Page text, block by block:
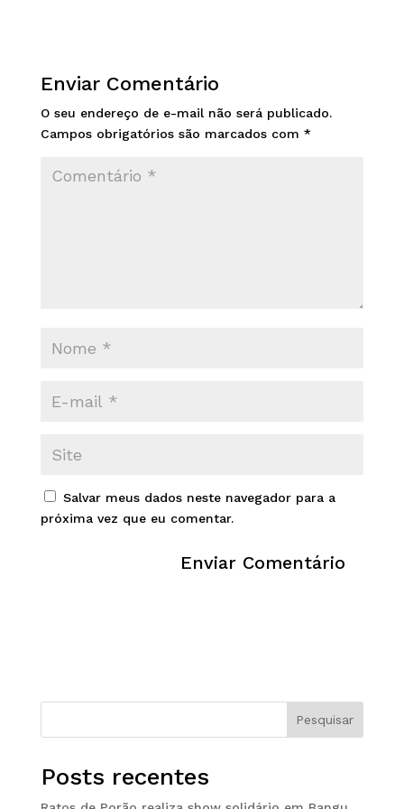
Enviar Comentário
O seu endereço de e-mail não será publicado.
Campos obrigatórios são marcados com *
Salvar meus dados neste navegador para a
próxima vez que eu comentar.
Pesquisar
Posts recentes